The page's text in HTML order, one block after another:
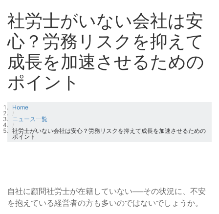
社労士がいない会社は安
心？労務リスクを抑えて
成長を加速させるための
ポイント
Home
/
ニュース一覧
/
社労士がいない会社は安心？労務リスクを抑えて成長を加速させるための
ポイント
自社に顧問社労士が在籍していない──その状況に、不安
を抱えている経営者の方も多いのではないでしょうか。